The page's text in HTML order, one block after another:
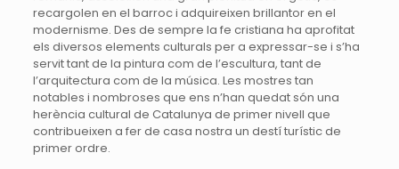
recargolen en el barroc i adquireixen brillantor en el
modernisme. Des de sempre la fe cristiana ha aprofitat
els diversos elements culturals per a expressar-se i s’ha
servit tant de la pintura com de l’escultura, tant de
l’arquitectura com de la música. Les mostres tan
notables i nombroses que ens n’han quedat són una
herència cultural de Catalunya de primer nivell que
contribueixen a fer de casa nostra un destí turístic de
primer ordre.